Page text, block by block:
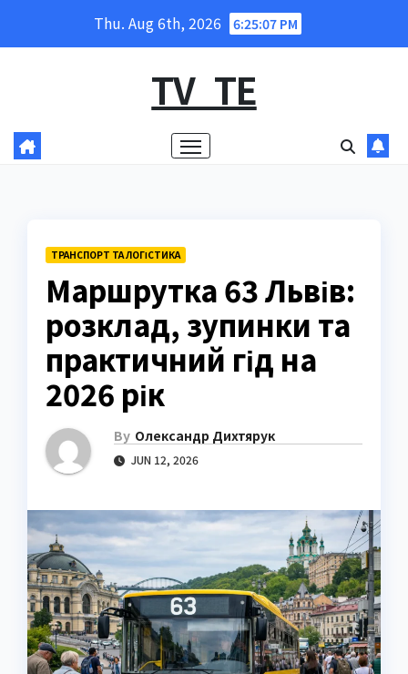
Thu. Aug 6th, 2026 6:25:08 PM
TV_TE
ТРАНСПОРТ ТА ЛОГІСТИКА
Маршрутка 63 Львів:
розклад, зупинки та
практичний гід на
2026 рік
By Олександр Дихтярук
JUN 12, 2026